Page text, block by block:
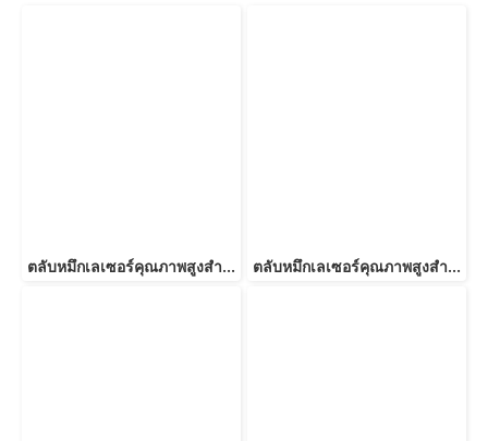
ตลับหมึกเลเซอร์คุณภาพสูงสำหรับ OKI รุ่น C332-46508716/46508740 BK ตลับหมึกเลเซอร์คุณภาพสูงสำหรับ OKI รุ่น C332-46508715/46508739 C